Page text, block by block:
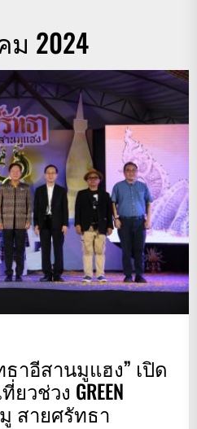
ม 2024
าอีสานมูแฮง” เปิด
วช่วง GREEN
มู สายศรัทธา